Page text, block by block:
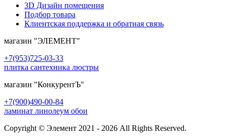
3D Дизайн помещения
Подбор товара
Клиентская поддержка и обратная связь
магазин "ЭЛЕМЕНТ"
+7(953)725-03-33
плитка сантехника люстры
магазин "КонкурентЪ"
+7(900)490-00-84
ламинат линолеум обои
Copyright © Элемент 2021 - 2026 All Rights Reserved.